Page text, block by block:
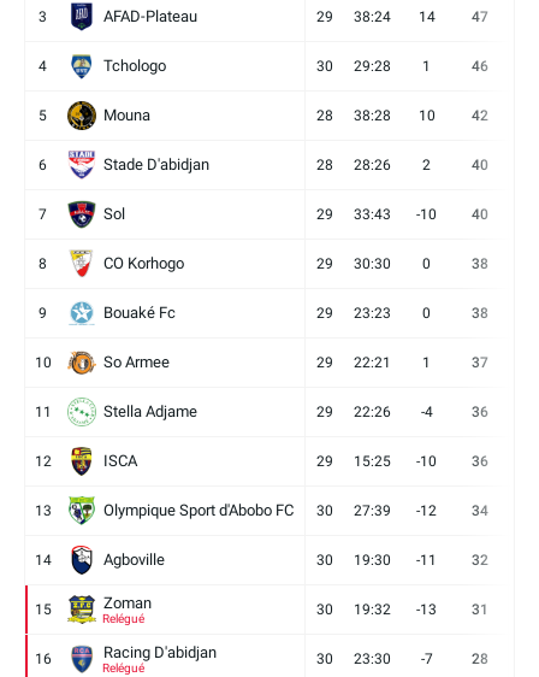
3 AFAD-Plateau 29 38:24 14 47
4 Tchologo 30 29:28 1 46
5 Mouna 28 38:28 10 42
6 Stade D'abidjan 28 28:26 2 40
7 Sol 29 33:43 -10 40
8 CO Korhogo 29 30:30 0 38
9 Bouaké Fc 29 23:23 0 38
10 So Armee 29 22:21 1 37
11 Stella Adjame 29 22:26 -4 36
12 ISCA 29 15:25 -10 36
13 Olympique Sport d'Abobo FC 30 27:39 -12 34
14 Agboville 30 19:30 -11 32
15 Zoman
Relégué
30 19:32 -13 31
16 Racing D'abidjan
Relégué
30 23:30 -7 28